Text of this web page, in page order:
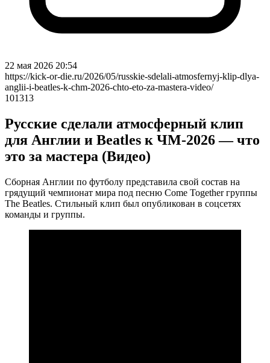
22 мая 2026 20:54
https://kick-or-die.ru/2026/05/russkie-sdelali-atmosfernyj-klip-dlya-
anglii-i-beatles-k-chm-2026-chto-eto-za-mastera-video/
101313
Русские сделали атмосферный клип
для Англии и Beatles к ЧМ-2026 — что
это за мастера (Видео)
Сборная Англии по футболу представила свой состав на
грядущий чемпионат мира под песню Come Together группы
The Beatles. Стильный клип был опубликован в соцсетях
команды и группы.